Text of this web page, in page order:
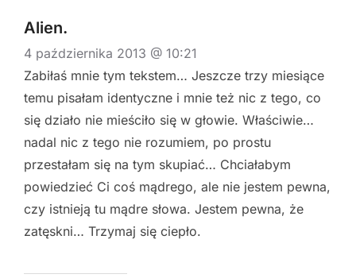
Alien.
4 października 2013 @ 10:21
Zabiłaś mnie tym tekstem… Jeszcze trzy miesiące
temu pisałam identyczne i mnie też nic z tego, co
się działo nie mieściło się w głowie. Właściwie…
nadal nic z tego nie rozumiem, po prostu
przestałam się na tym skupiać… Chciałabym
powiedzieć Ci coś mądrego, ale nie jestem pewna,
czy istnieją tu mądre słowa. Jestem pewna, że
zatęskni… Trzymaj się ciepło.